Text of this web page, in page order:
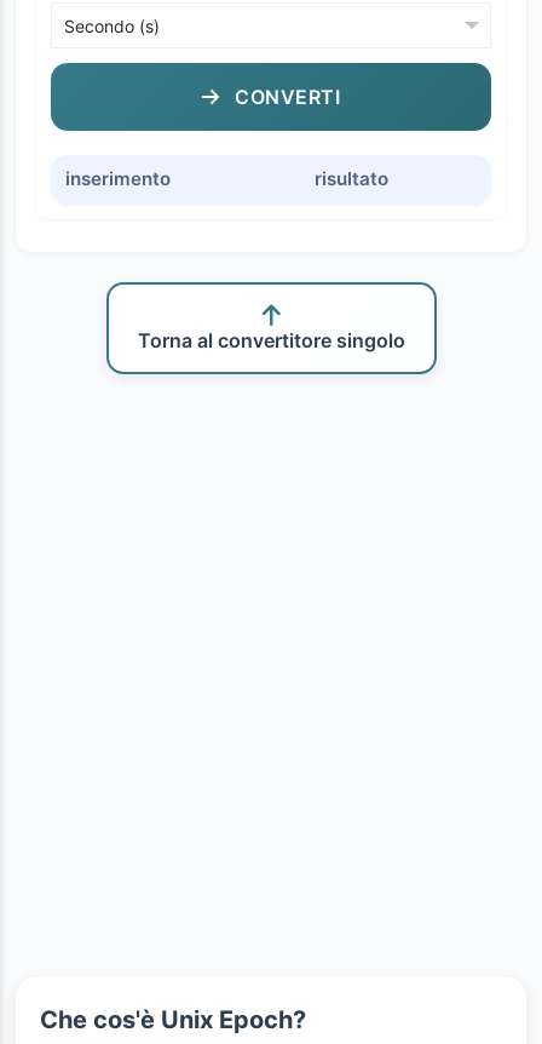
CONVERTI
inserimento risultato
Torna al convertitore singolo
Che cos'è Unix Epoch?